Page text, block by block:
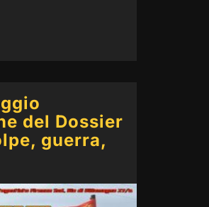
del Dossier
guerra,